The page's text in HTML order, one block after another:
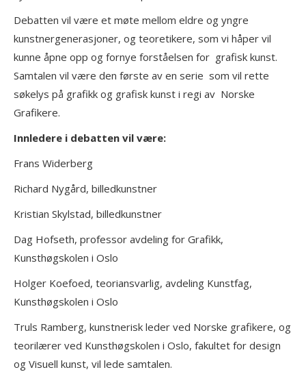
Debatten vil være et møte mellom eldre og yngre
kunstnergenerasjoner, og teoretikere, som vi håper vil
kunne åpne opp og fornye forståelsen for grafisk kunst.
Samtalen vil være den første av en serie som vil rette
søkelys på grafikk og grafisk kunst i regi av Norske
Grafikere.
Innledere i debatten vil være:
Frans Widerberg
Richard Nygård, billedkunstner
Kristian Skylstad, billedkunstner
Dag Hofseth, professor avdeling for Grafikk,
Kunsthøgskolen i Oslo
Holger Koefoed, teoriansvarlig, avdeling Kunstfag,
Kunsthøgskolen i Oslo
Truls Ramberg, kunstnerisk leder ved Norske grafikere, og
teorilærer ved Kunsthøgskolen i Oslo, fakultet for design
og Visuell kunst, vil lede samtalen.